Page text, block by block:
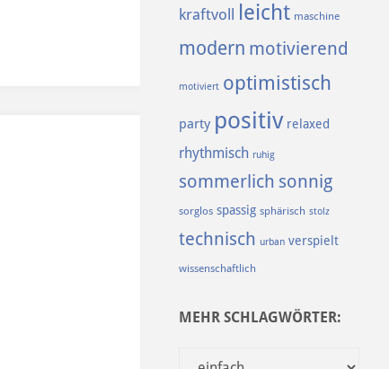
kraftvoll leicht maschine
modern motivierend
motiviert optimistisch
party positiv relaxed
rhythmisch ruhig
sommerlich sonnig
sorglos spassig sphärisch stolz
technisch urban verspielt
wissenschaftlich
MEHR SCHLAGWÖRTER: